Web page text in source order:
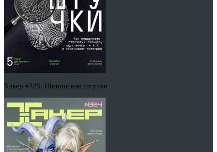
Хакер #325. Шпионские штучки